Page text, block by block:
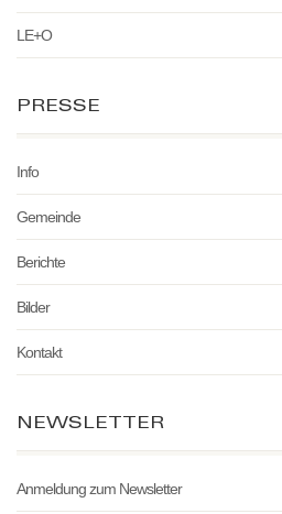
LE+O
PRESSE
Info
Gemeinde
Berichte
Bilder
Kontakt
NEWSLETTER
Anmeldung zum Newsletter